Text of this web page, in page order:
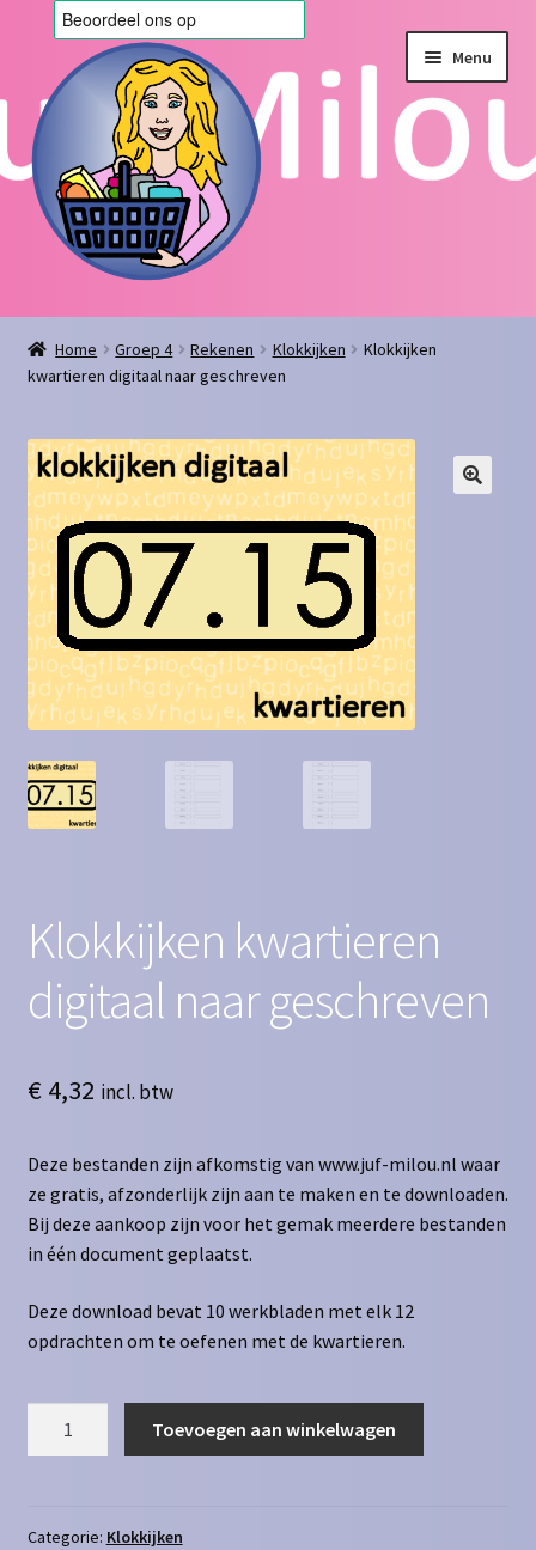
door
naar
navigatie
de
inhoud
Menu
Home
Afrekenen
Algemene voorwaarden
Blog
Contact
Homepagina
Mijn account
Privacy Policy
Winkelmand
Home Groep 4 Rekenen Klokkijken
Klokkijken
kwartieren digitaal naar geschreven
Klokkijken kwartieren
digitaal naar geschreven
€4,32 incl. btw
Deze bestanden zijn afkomstig van www.juf-milou.nl waar
ze gratis, afzonderlijk zijn aan te maken en te downloaden.
Bij deze aankoop zijn voor het gemak meerdere bestanden
in één document geplaatst.
Deze download bevat 10 werkbladen met elk 12
opdrachten om te oefenen met de kwartieren.
geschreven
Toevoegen aan winkelwagen
Categorie: Klokkijken